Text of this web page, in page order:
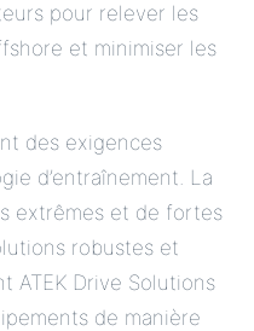
pour relever les
et minimiser les
des exigences
d’entraînement. La
extrêmes et de fortes
robustes et
ATEK Drive Solutions
de manière